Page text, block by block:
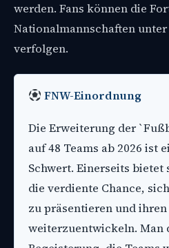
werden. Fans können die
Nationalmannschaften
verfolgen.
FNW-Einordnung
Die Erweiterung der
auf 48 Teams ab 2026 ist
Schwert. Einerseits
die verdiente Chance,
zu präsentieren und
weiterzuentwickeln. Man